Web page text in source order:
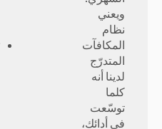
ويعني
نظام
المكافآت
المتدرّج
لدينا أنه
كلما
توسّعت
في أدائك،